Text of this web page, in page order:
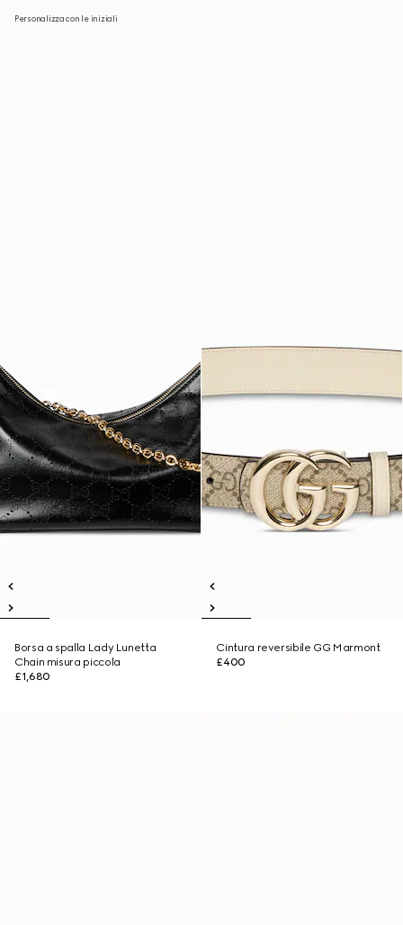
Personalizza con le iniziali
Borsa a spalla Lady Lunetta
Chain misura piccola
£1,680
Cintura reversibile GG Marmont
£400